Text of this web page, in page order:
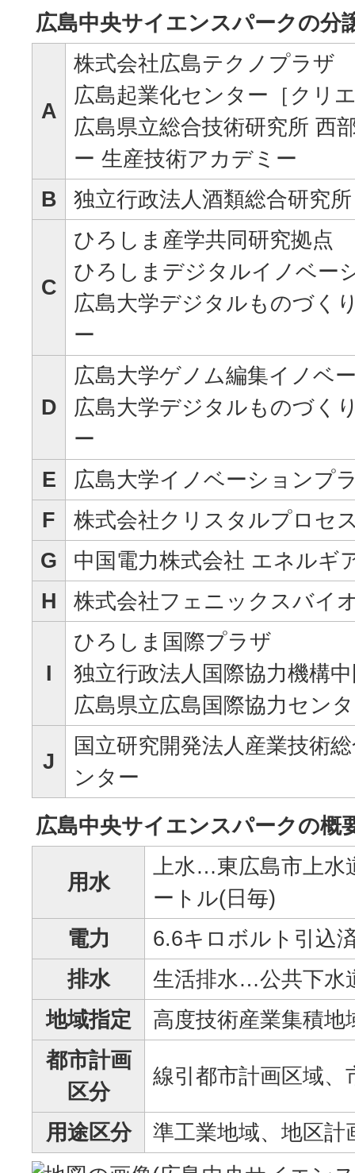
広島中央サイエンスパークの分
A
株式会社広島テクノプラザ
広島起業化センター［クリ
広島県立総合技術研究所 西
ー 生産技術アカデミー
B
独立行政法人酒類総合研究所
C
ひろしま産学共同研究拠点
ひろしまデジタルイノベー
広島大学デジタルものづく
ー
D
広島大学ゲノム編集イノベ
広島大学デジタルものづく
ー
E
広島大学イノベーションプ
F
株式会社クリスタルプロセ
G
中国電力株式会社 エネルギ
H
株式会社フェニックスバイ
I
ひろしま国際プラザ
独立行政法人国際協力機構
広島県立広島国際協力セン
J
国立研究開発法人産業技術
ンター
広島中央サイエンスパークの概
用水
上水…東広島市上
ートル(日毎)
電力
6.6キロボルト引込
排水
生活排水…公共下水
地域指定
高度技術産業集積地
都市計画
区分
線引都市計画区域、
用途区分 準工業地域、地区計